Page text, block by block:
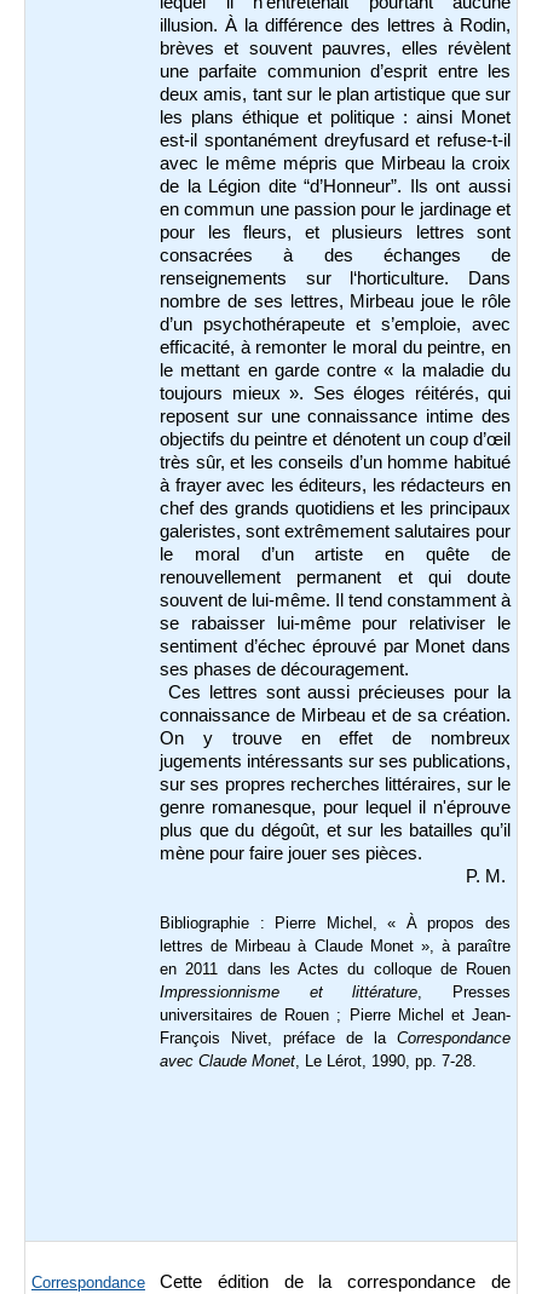
illusion. À la différence des lettres à Rodin,
brèves et souvent pauvres, elles révèlent
une parfaite communion d’esprit entre les
deux amis, tant sur le plan artistique que sur
les plans éthique et politique : ainsi Monet
est-il spontanément dreyfusard et refuse-t-il
avec le même mépris que Mirbeau la croix
de la Légion dite “d’Honneur”. Ils ont aussi
en commun une passion pour le jardinage et
pour les fleurs, et plusieurs lettres sont
consacrées à des échanges de
renseignements sur l‘horticulture. Dans
nombre de ses lettres, Mirbeau joue le rôle
d’un psychothérapeute et s’emploie, avec
efficacité, à remonter le moral du peintre, en
le mettant en garde contre « la maladie du
toujours mieux ». Ses éloges réitérés, qui
reposent sur une connaissance intime des
objectifs du peintre et dénotent un coup d’œil
très sûr, et les conseils d’un homme habitué
à frayer avec les éditeurs, les rédacteurs en
chef des grands quotidiens et les principaux
galeristes, sont extrêmement salutaires pour
le moral d’un artiste en quête de
renouvellement permanent et qui doute
souvent de lui-même. Il tend constamment à
se rabaisser lui-même pour relativiser le
sentiment d’échec éprouvé par Monet dans
ses phases de découragement.
Ces lettres sont aussi précieuses pour la
connaissance de Mirbeau et de sa création.
On y trouve en effet de nombreux
jugements intéressants sur ses publications,
sur ses propres recherches littéraires, sur le
genre romanesque, pour lequel il n'éprouve
plus que du dégoût, et sur les batailles qu’il
mène pour faire jouer ses pièces.
P. M.
Bibliographie : Pierre Michel, « À propos des
lettres de Mirbeau à Claude Monet », à paraître
en 2011 dans les Actes du colloque de Rouen
Impressionnisme et littérature, Presses
universitaires de Rouen ; Pierre Michel et Jean-
François Nivet, préface de la Correspondance
avec Claude Monet, Le Lérot, 1990, pp. 7-28.
Correspondance
Cette édition de la correspondance de